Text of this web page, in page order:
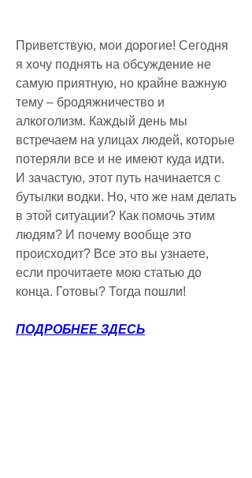
Приветствую, мои дорогие! Сегодня
я хочу поднять на обсуждение не
самую приятную, но крайне важную
тему – бродяжничество и
алкоголизм. Каждый день мы
встречаем на улицах людей, которые
потеряли все и не имеют куда идти.
И зачастую, этот путь начинается с
бутылки водки. Но, что же нам делать
в этой ситуации? Как помочь этим
людям? И почему вообще это
происходит? Все это вы узнаете,
если прочитаете мою статью до
конца. Готовы? Тогда пошли!
ПОДРОБНЕЕ ЗДЕСЬ